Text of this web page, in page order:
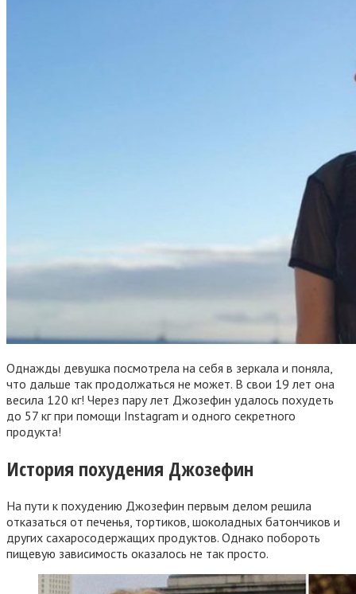
Однажды девушка посмотрела на себя в зеркала и поняла,
что дальше так продолжаться не может. В свои 19 лет она
весила 120 кг! Через пару лет Джозефин удалось похудеть
до 57 кг при помощи Instagram и одного секретного
продукта!
История похудения Джозефин
На пути к похудению Джозефин первым делом решила
отказаться от печенья, тортиков, шоколадных батончиков и
других сахаросодержащих продуктов. Однако побороть
пищевую зависимость оказалось не так просто.